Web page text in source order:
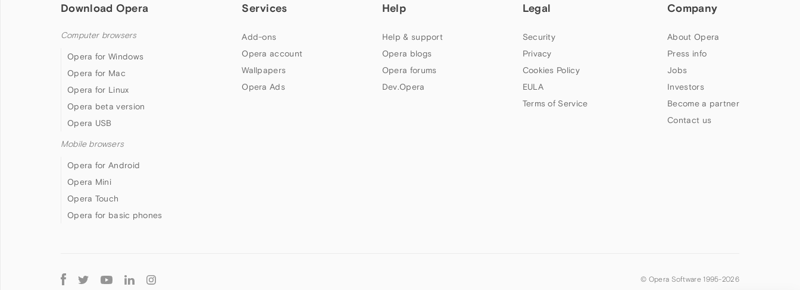
Download Opera
Computer browsers
Opera for Windows
Opera for Mac
Opera for Linux
Opera beta version
Opera USB
Mobile browsers
Opera for Android
Opera Mini
Opera Touch
Opera for basic phones
Services
Add-ons
Opera account
Wallpapers
Opera Ads
Help
Help & support
Opera blogs
Opera forums
Dev.Opera
Legal
Security
Privacy
Cookies Policy
EULA
Terms of Service
Company
About Opera
Press info
Jobs
Investors
Become a partner
Contact us
Follow
© Opera Software 1995-2026